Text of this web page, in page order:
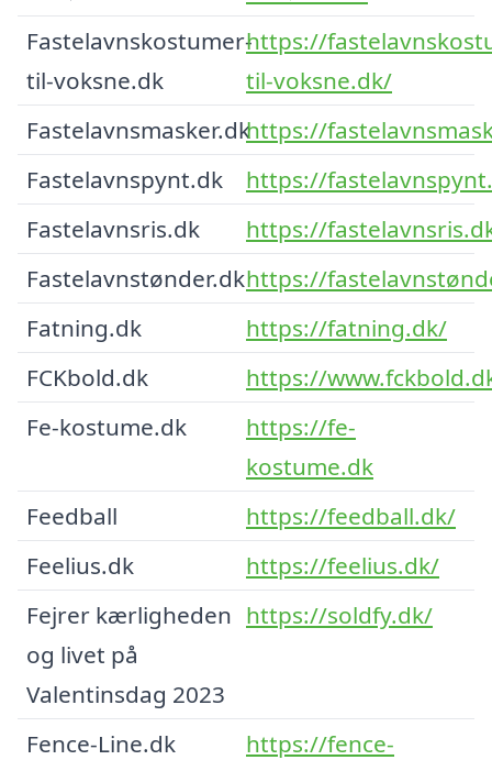
Fastelavnskostumer-
til-voksne.dk
https://
til-voksne.dk/
Fastelavnsmasker.dkhttps://
Fastelavnspynt.dk
https://
Fastelavnsris.dk
https://
Fastelavnstønder.dkhttps://
Fatning.dk
https://fatning.dk/
FCKbold.dk
https://
Fe-kostume.dk
https://fe-
kostume.dk
Feedball
https://feedball.dk/
Feelius.dk
https://feelius.dk/
Fejrer kærligheden
og livet på
Valentinsdag 2023
https://soldfy.dk/
Fence-Line.dk
https://fence-